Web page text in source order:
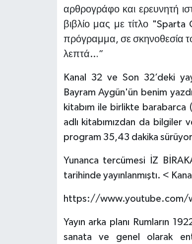
αρθρογράφο και ερευνητή
βιβλίο μας με τίτλο
πρόγραμμα, σε σκηνοθεσία
λεπτά…”
Kanal 32 ve Son 32’deki
Bayram Aygün'ün benim
kitabım ile birlikte barabarca
adlı kitabımızdan da bilgiler
program 35,43 dakika
Yunanca tercümesi İZ
tarihinde yayınlanmıştı. <
https://www.youtube.com/
Yayın arka planı Rumların
sanata ve genel olarak